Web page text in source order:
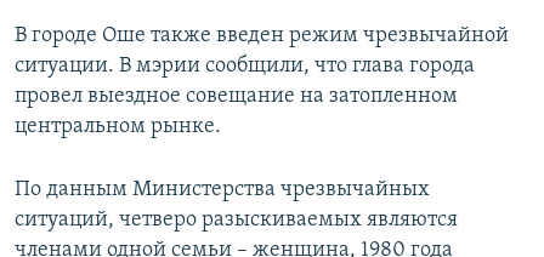
В городе Оше также введен режим чрезвычайной
ситуации. В мэрии сообщили, что глава города
провел выездное совещание на затопленном
центральном рынке.
По данным Министерства чрезвычайных
ситуаций, четверо разыскиваемых являются
членами одной семьи – женщина, 1980 года